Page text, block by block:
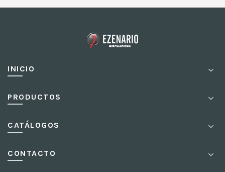
INICIO
PRODUCTOS
CATÁLOGOS
CONTACTO